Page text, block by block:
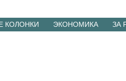
КОЛОНКИ ЭКОНОМИКА ЗА